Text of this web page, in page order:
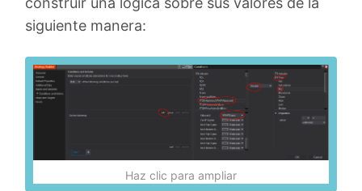
siguiente manera:
Haz clic para ampliar